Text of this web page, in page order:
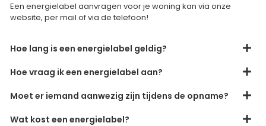
Een energielabel aanvragen voor je woning kan via onze
website, per mail of via de telefoon!
Hoe lang is een energielabel geldig?
Hoe vraag ik een energielabel aan?
Moet er iemand aanwezig zijn tijdens de opname?
Wat kost een energielabel?